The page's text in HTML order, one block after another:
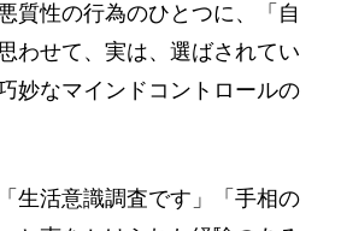
質性の行為のひとつに、「自
わせて、実は、選ばされてい
妙なマインドコントロールの
生活意識調査です」「手相の